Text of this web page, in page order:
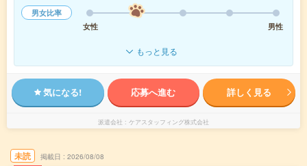
男女比率
女性
男性
もっと見る
気になる! 応募へ進む 詳しく見る
派遣会社 ケアスタッフィング株式会社
未読 掲載日 2026/08/08